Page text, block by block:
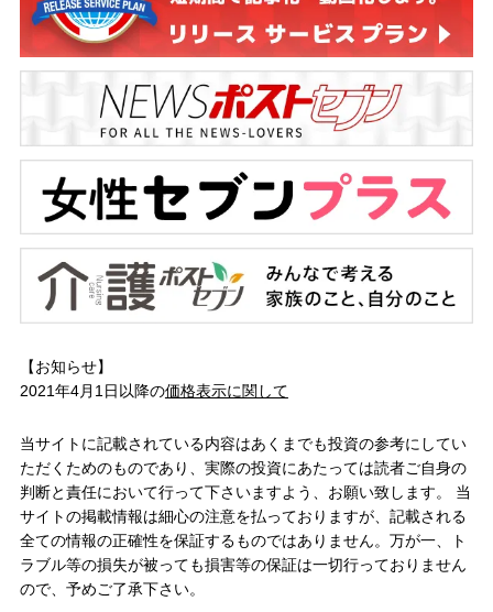
【お知らせ】
2021年4月1日以降の価格表示に関して
当サイトに記載されている内容はあくまでも投資の参考にしてい
ただくためのものであり、実際の投資にあたっては読者ご自身の
判断と責任において行って下さいますよう、お願い致します。 当
サイトの掲載情報は細心の注意を払っておりますが、記載される
全ての情報の正確性を保証するものではありません。万が一、ト
ラブル等の損失が被っても損害等の保証は一切行っておりません
ので、予めご了承下さい。